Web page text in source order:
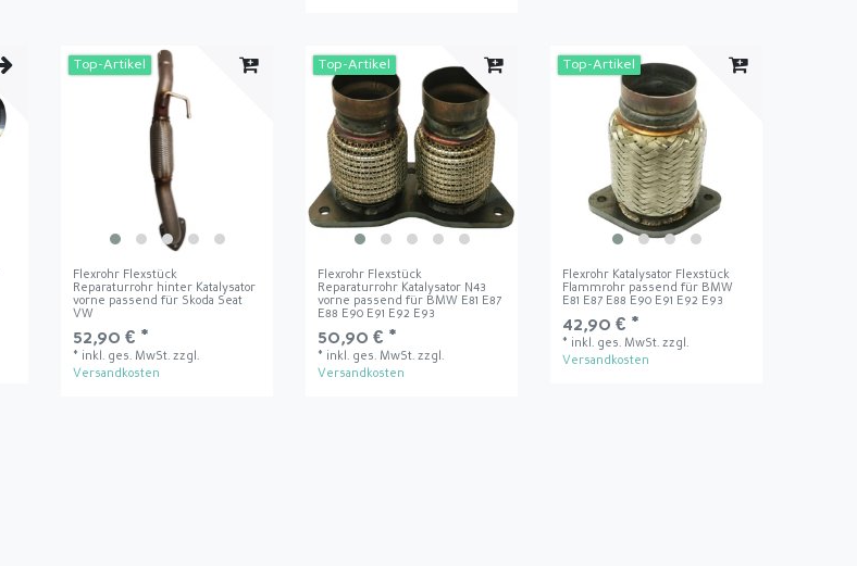
Top-Artikel
Flexrohr Flexstück
Reparaturrohr hinter Katalysator
vorne passend für Skoda Seat
VW
52,90 € *
* inkl. ges. MwSt. zzgl.
Versandkosten
Top-Artikel
Flexrohr Flexstück
Reparaturrohr Katalysator N43
vorne passend für BMW E81 E87
E88 E90 E91 E92 E93
50,90 € *
* inkl. ges. MwSt. zzgl.
Versandkosten
Top-Artikel
Flexrohr Katalysator Flexstück
Flammrohr passend für BMW
E81 E87 E88 E90 E91 E92 E93
42,90 € *
* inkl. ges. MwSt. zzgl.
Versandkosten